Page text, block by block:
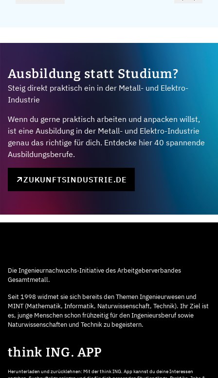
Ausbildung statt Studium?
Steig direkt praktisch ein in der Metall- und Elektro-
Industrie
Wenn du gerne praktisch arbeiten und anpacken willst,
ist eine Ausbildung in der Metall- und Elektro-Industrie
genau das richtige für dich. Entdecke hier 40 spannende
Ausbildungsberufe.
ZUKUNFTSINDUSTRIE.DE
Die Ingenieurnachwuchs-Initiative des Arbeitgeberverbandes
Gesamtmetall.
Seit 1998 widmet sie sich bereits den Themen Ingenieurwesen und
MINT (Mathematik, Informatik, Naturwissenschaft, Technik). Ihr Ziel ist
es, junge Menschen schon frühzeitig für den Ingenieursberuf sowie
Naturwissenschaften und Technik zu begeistern.
think ING. APP
Herunterladen und zurücklehnen: Mit der think ING. App kannst du deine Interessen